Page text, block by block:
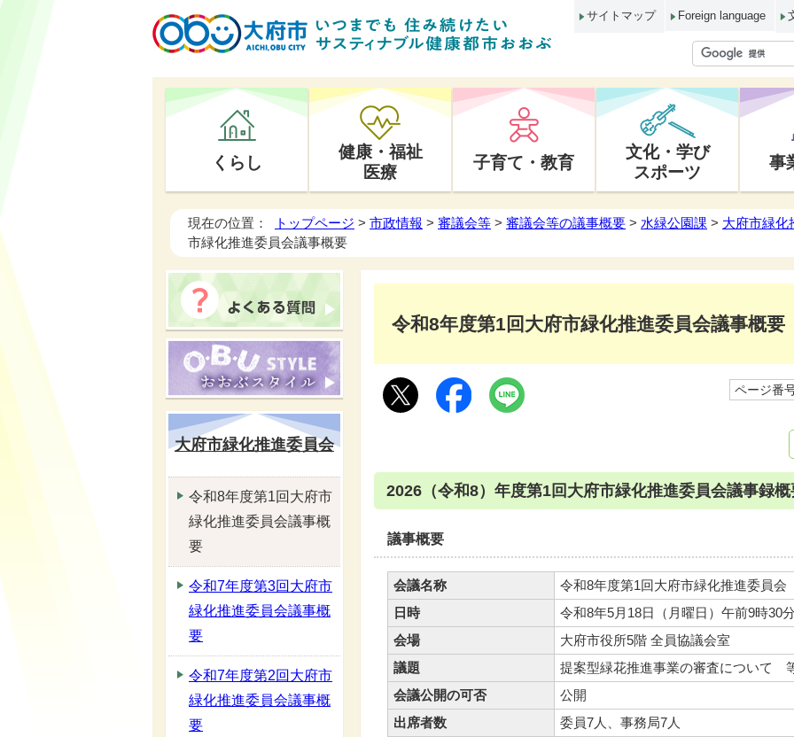
サイトマップ Foreign language
くらし
健康・福祉
医療
子育て・教育
文化・学び
スポーツ
事
現在の位置： トップページ > 市政情報 > 審議会等 > 審議会等の議事概要 > 水緑公園課 > 大府市緑化
市緑化推進委員会議事概要
令和8年度第1回大府市緑化推進委員会議事概要
ページ番
2026（令和8）年度第1回大府市緑化推進委員会議事録概
議事概要
会議名称
令和8年度第1回大府市緑化推進委員会
日時
令和8年5月18日（月曜日）午前9時30
会場
大府市役所5階 全員協議会室
議題
提案型緑花推進事業の審査について
会議公開の可否
公開
出席者数
委員7人、事務局7人
大府市緑化推進委員会
令和8年度第1回大府市
緑化推進委員会議事概
要
令和7年度第3回大府市
緑化推進委員会議事概
要
令和7年度第2回大府市
緑化推進委員会議事概
要